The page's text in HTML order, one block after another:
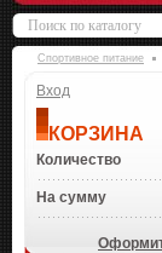
Спортивное питание
Вход
КОРЗИНА
Количество
На сумму